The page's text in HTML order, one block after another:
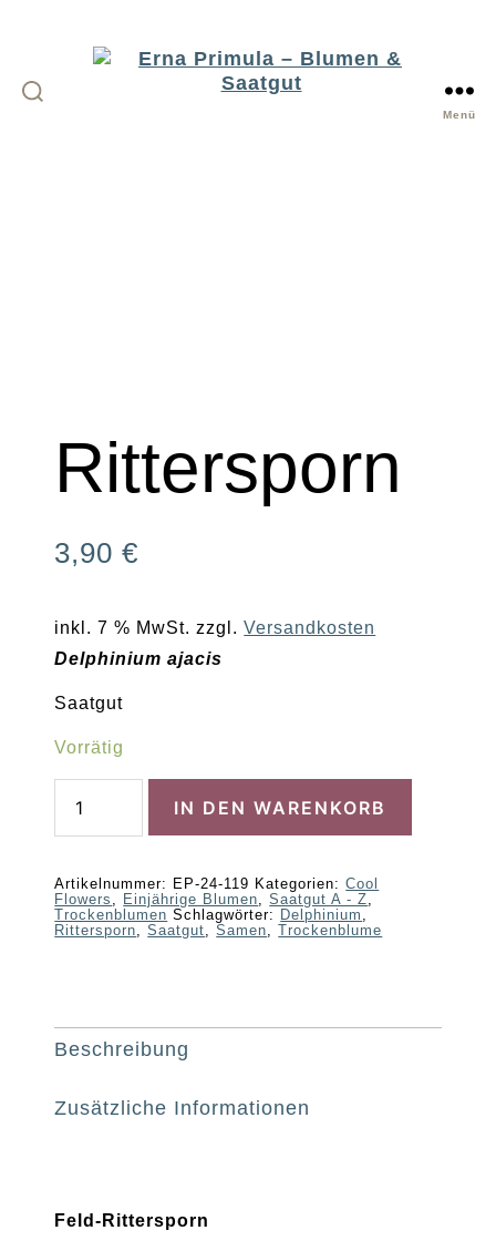
Menü
Rittersporn
3,90€
inkl. 7 % MwSt. zzgl.Versandkosten
Delphinium ajacis
Saatgut
Vorrätig
Menge
IN DEN WARENKORB
Artikelnummer: EP-24-119 Kategorien:Cool
Flowers
Einjährige Blumen ,Saatgut A - Z
Trockenblumen Schlagwörter: Delphinium
Rittersporn ,Saatgut ,Samen ,Trockenblume
Beschreibung
Zusätzliche Informationen
Feld-Rittersporn